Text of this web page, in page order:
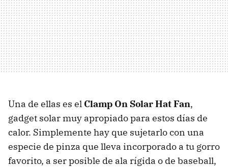
Una de ellas es el Clamp On Solar Hat Fan,
gadget solar muy apropiado para estos días de
calor. Simplemente hay que sujetarlo con una
especie de pinza que lleva incorporado a tu gorro
favorito, a ser posible de ala rígida o de baseball,